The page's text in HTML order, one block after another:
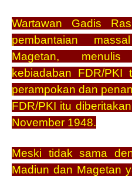
Wartawan Gadis
pembantaian
Magetan,
kebiadaban FDR/PKI
perampokan dan
FDR/PKI itu
November 1948.
Meski tidak sama
Madiun dan Magetan